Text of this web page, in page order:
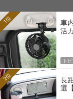
車
活
1位
ト
長
選
2位